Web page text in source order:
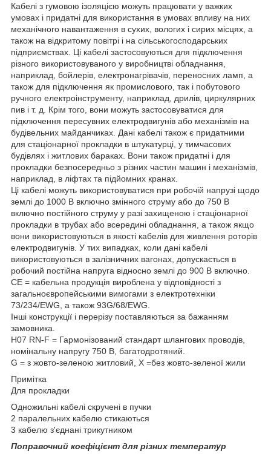
Кабелі з гумовою ізоляцією можуть працювати у важких
умовах і придатні для використання в умовах впливу на них
механічного навантаження в сухих, вологих і сирих місцях, а
також на відкритому повітрі і на сільськогосподарських
підприємствах. Ці кабелі застосовуються для підключення
різного використовуваного у виробництві обладнання,
наприклад, бойлерів, електронагрівачів, переносних ламп, а
також для підключення як промислового, так і побутового
ручного електроінструменту, наприклад, дрилів, циркулярних
пив і т. д. Крім того, вони можуть застосовуватися для
підключення пересувних електродвигунів або механізмів на
будівельних майданчиках. Дані кабелі також є придатними
для стаціонарної прокладки в штукатурці, у тимчасових
будівлях і житлових бараках. Вони також придатні і для
прокладки безпосередньо з різних частин машин і механізмів,
наприклад, в ліфтах та підйомних кранах.
Ці кабелі можуть використовуватися при робочій напрузі щодо
землі до 1000 В включно змінного струму або до 750 В
включно постійного струму у разі захищеною і стаціонарної
прокладки в трубах або всередині обладнання, а також якщо
вони використовуються в якості кабелів для живлення роторів
електродвигунів. У тих випадках, коли дані кабелі
використовуються в залізничних вагонах, допускається в
робочий постійна напруга відносно землі до 900 В включно.
CE = кабельна продукція вироблена у відповідності з
загальноєвропейськими вимогами з електротехніки
73/234/EWG, а також 93G/68/EWG.
Інші конструкції і перерізу поставляються за бажанням
замовника.
H07 RN-F = Гармонізований стандарт шлангових проводів,
номінальну напругу 750 В, багатодротяний.
G = з жовто-зеленою житловий, X =без жовто-зеленої жили
Примітка
Для прокладки
Одножильні кабелі скручені в пучки
2 паралельних кабелю стикаються
3 кабелю з'єднані трикутником
Поправочний коефіцієнт для різних температур